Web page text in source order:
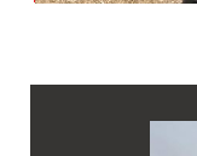
Van'da Yaban